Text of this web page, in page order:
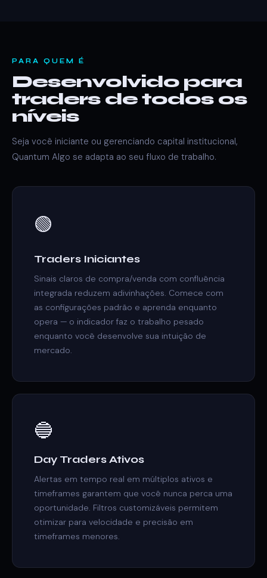
PARA QUEM É
Desenvolvido para
traders de todos os
níveis
Seja você iniciante ou gerenciando capital institucional,
Quantum Algo se adapta ao seu fluxo de trabalho.
🟢
Traders Iniciantes
Sinais claros de compra/venda com confluência
integrada reduzem adivinhações. Comece com
as configurações padrão e aprenda enquanto
opera — o indicador faz o trabalho pesado
enquanto você desenvolve sua intuição de
mercado.
🔵
Day Traders Ativos
Alertas em tempo real em múltiplos ativos e
timeframes garantem que você nunca perca uma
oportunidade. Filtros customizáveis permitem
otimizar para velocidade e precisão em
timeframes menores.